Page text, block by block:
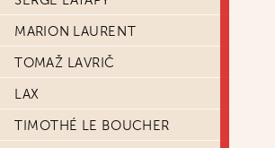
MARION LAURENT
TOMAŽ LAVRIČ
LAX
TIMOTHÉ LE BOUCHER